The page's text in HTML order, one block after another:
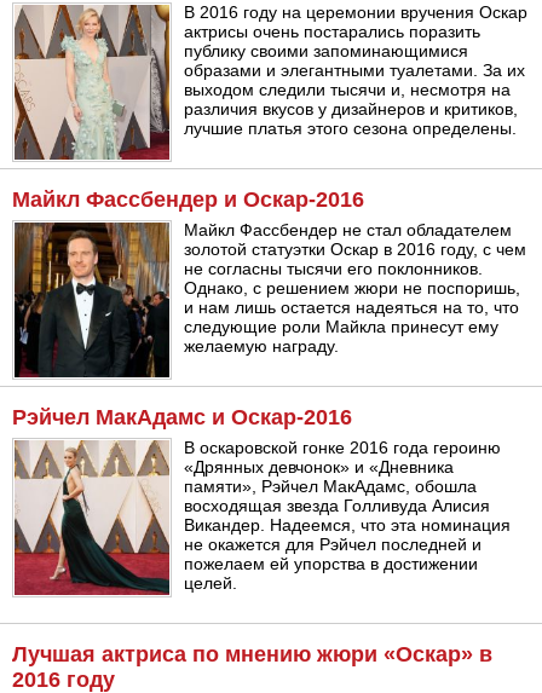
В 2016 году на церемонии вручения Оскар
актрисы очень постарались поразить
публику своими запоминающимися
образами и элегантными туалетами. За их
выходом следили тысячи и, несмотря на
различия вкусов у дизайнеров и критиков,
лучшие платья этого сезона определены.
Майкл Фассбендер и Оскар-2016
Майкл Фассбендер не стал обладателем
золотой статуэтки Оскар в 2016 году, с чем
не согласны тысячи его поклонников.
Однако, с решением жюри не поспоришь,
и нам лишь остается надеяться на то, что
следующие роли Майкла принесут ему
желаемую награду.
Рэйчел МакАдамс и Оскар-2016
В оскаровской гонке 2016 года героиню
«Дрянных девчонок» и «Дневника
памяти», Рэйчел МакАдамс, обошла
восходящая звезда Голливуда Алисия
Викандер. Надеемся, что эта номинация
не окажется для Рэйчел последней и
пожелаем ей упорства в достижении
целей.
Лучшая актриса по мнению жюри «Оскар» в
2016 году